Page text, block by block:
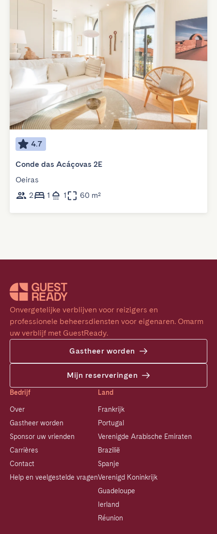
4.7
Conde das Acáçovas 2E
Oeiras
2
1 1 60 m²
Onvergetelijke verblijven voor reizigers en
professionele beheersdiensten voor eigenaren. Omarm
uw verblijf met GuestReady.
Gastheer worden
Mijn reserveringen
Bedrijf
Over
Gastheer worden
Sponsor uw vrienden
Carrières
Contact
Help en veelgestelde vragen
Land
Frankrijk
Portugal
Verenigde Arabische Emiraten
Brazilië
Spanje
Verenigd Koninkrijk
Guadeloupe
Ierland
Réunion